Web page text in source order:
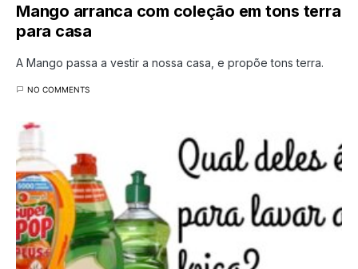
Mango arranca com coleção em tons terra
para casa
A Mango passa a vestir a nossa casa, e propõe tons terra.
NO COMMENTS